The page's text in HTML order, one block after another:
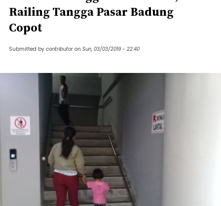
Railing Tangga Pasar Badung
Copot
Submitted by contributor on Sun, 03/03/2019 - 22:40